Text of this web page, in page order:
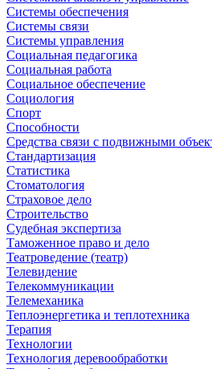
Системы обеспечения
Системы связи
Системы управления
Социальная педагогика
Социальная работа
Социальное обеспечение
Социология
Спорт
Способности
Средства связи с подвижными
Стандартизация
Статистика
Стоматология
Страховое дело
Строительство
Судебная экспертиза
Таможенное право и дело
Театроведение (театр)
Телевидение
Телекоммуникации
Телемеханика
Теплоэнергетика и теплотехника
Терапия
Технологии
Технология деревообработки